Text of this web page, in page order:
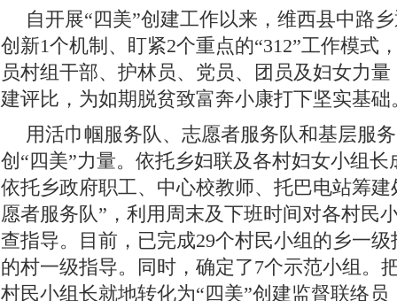
自开展“四美”创建工作以来，维西县中路
创新1个机制、盯紧2个重点的“312”工作模式
员村组干部、护林员、党员、团员及妇女力
建评比，为如期脱贫致富奔小康打下坚实基础
用活巾帼服务队、志愿者服务队和基层服
创“四美”力量。依托乡妇联及各村妇女小组长
依托乡政府职工、中心校教师、托巴电站筹
愿者服务队”，利用周末及下班时间对各村民
查指导。目前，已完成29个村民小组的乡一
的村一级指导。同时，确定了7个示范小组。
村民小组长就地转化为“四美”创建监督联络员